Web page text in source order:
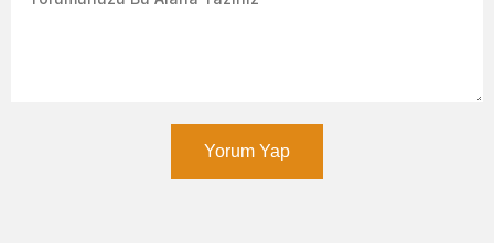
Yorum Yap